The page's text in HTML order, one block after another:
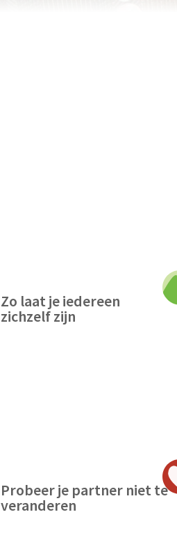
Zo laat je iedereen
zichzelf zijn
Probeer je partner niet te
veranderen